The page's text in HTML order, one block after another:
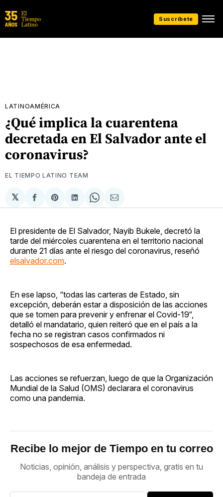
Suscríbete
LATINOAMÉRICA
¿Qué implica la cuarentena
decretada en El Salvador ante el
coronavirus?
EL TIEMPO LATINO TEAM
𝕏
Compartir
en
Share
on
Compartir
en
Share
on
Compartir
via
El presidente de El Salvador, Nayib Bukele, decretó la
tarde del miércoles cuarentena en el territorio nacional
durante 21 días ante el riesgo del coronavirus, reseñó
elsalvador.com.
En ese lapso, “todas las carteras de Estado, sin
excepción, deberán estar a disposición de las acciones
que se tomen para prevenir y enfrenar el Covid-19“,
detalló el mandatario, quien reiteró que en el país a la
fecha no se registran casos confirmados ni
sospechosos de esa enfermedad.
Las acciones se refuerzan, luego de que la Organización
Mundial de la Salud (OMS) declarara el coronavirus
como una pandemia.
Recibe lo mejor de Tiempo en tu correo
Noticias, opinión, análisis y perspectiva, gratis en tu
bandeja de entrada